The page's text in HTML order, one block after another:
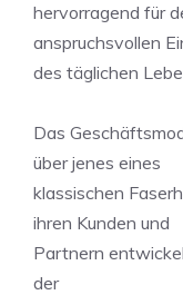
hervorragend für
anspruchsvollen
des täglichen
Das
über jenes eines
klassischen
ihren Kunden und
Partnern
der